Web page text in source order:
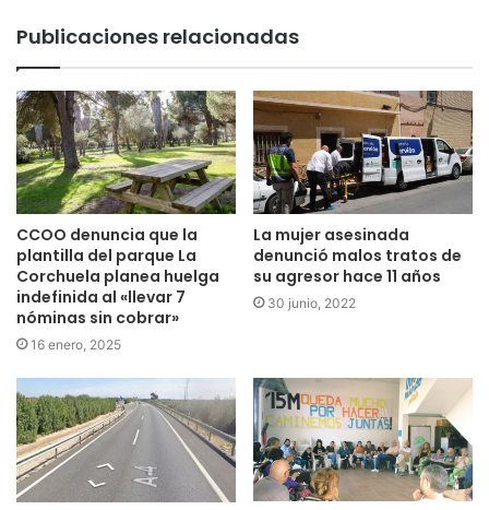
Publicaciones relacionadas
CCOO denuncia que la
plantilla del parque La
Corchuela planea huelga
indefinida al «llevar 7
nóminas sin cobrar»
16 enero, 2025
La mujer asesinada
denunció malos tratos de
su agresor hace 11 años
30 junio, 2022